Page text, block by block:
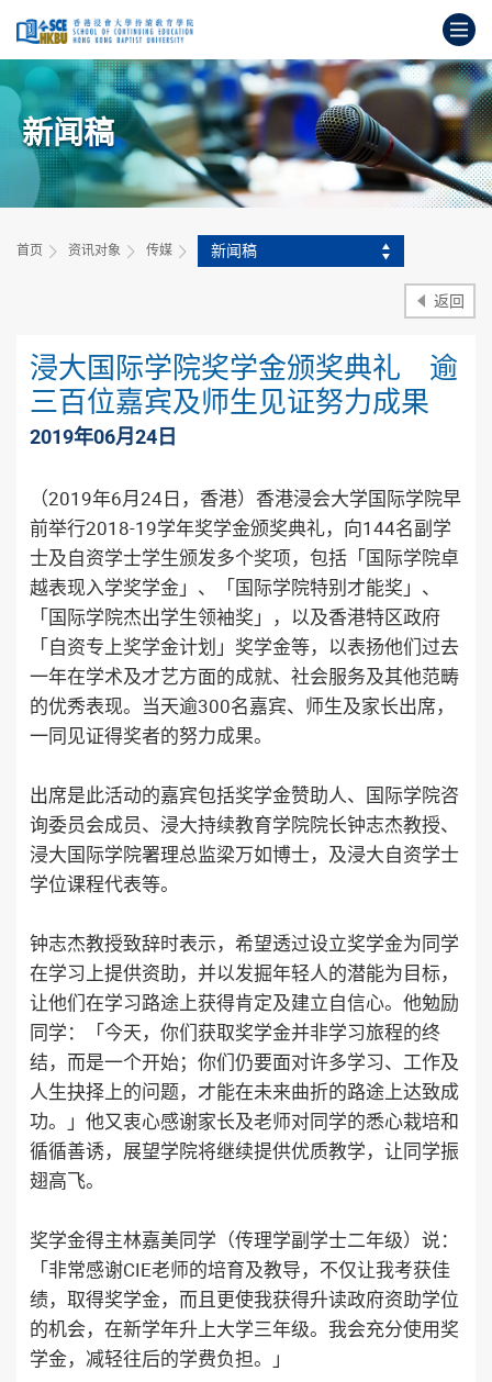
内
打
始
新闻稿
首页 资讯对象 传媒 新闻稿
返回
浸大国际学院奖学金颁奖典礼 逾
三百位嘉宾及师生见证努力成果
2019年06月24日
（2019年6月24日，香港）香港浸会大学国际学院早
前举行2018-19学年奖学金颁奖典礼，向144名副学
士及自资学士学生颁发多个奖项，包括「国际学院卓
越表现入学奖学金」、「国际学院特别才能奖」、
「国际学院杰出学生领袖奖」，以及香港特区政府
「自资专上奖学金计划」奖学金等，以表扬他们过去
一年在学术及才艺方面的成就、社会服务及其他范畴
的优秀表现。当天逾300名嘉宾、师生及家长出席，
一同见证得奖者的努力成果。
出席是此活动的嘉宾包括奖学金赞助人、国际学院咨
询委员会成员、浸大持续教育学院院长钟志杰教授、
浸大国际学院署理总监梁万如博士，及浸大自资学士
学位课程代表等。
钟志杰教授致辞时表示，希望透过设立奖学金为同学
在学习上提供资助，并以发掘年轻人的潜能为目标，
让他们在学习路途上获得肯定及建立自信心。他勉励
同学：「今天，你们获取奖学金并非学习旅程的终
结，而是一个开始；你们仍要面对许多学习、工作及
人生抉择上的问题，才能在未来曲折的路途上达致成
功。」他又衷心感谢家长及老师对同学的悉心栽培和
循循善诱，展望学院将继续提供优质教学，让同学振
翅高飞。
奖学金得主林嘉美同学（传理学副学士二年级）说：
「非常感谢CIE老师的培育及教导，不仅让我考获佳
绩，取得奖学金，而且更使我获得升读政府资助学位
的机会，在新学年升上大学三年级。我会充分使用奖
学金，减轻往后的学费负担。」